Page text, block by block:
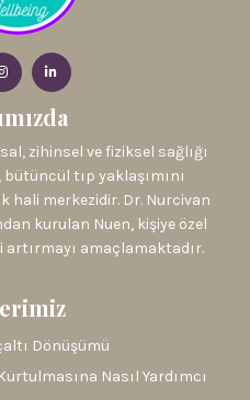
zihinsel ve fiziksel sağlığı
tıp yaklaşımını
hali merkezidir. Dr. Nurcivan
kurulan Nuen, kişiye özel
amaçlamaktadır.
Dönüşümü
Nasıl Yardımcı